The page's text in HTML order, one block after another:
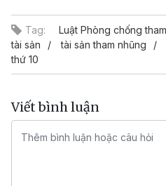
Tag: Luật Phòng chống
tài sản
tài sản tham nhũng
thứ 10
Viết bình luận